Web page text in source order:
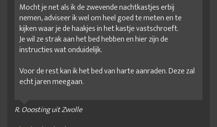
Mocht je net als ik de zwevende nachtkastjes erbij
nemen, adviseer ik wel om heel goed te meten en te
kijken waar je de haakjes in het kastje vastschroeft.
Je wil ze strak aan het bed hebben en hier zijn de
instructies wat onduidelijk.
Voor de rest kan ik het bed van harte aanraden. Deze zal
echt jaren meegaan.
R. Ooosting uit Zwolle